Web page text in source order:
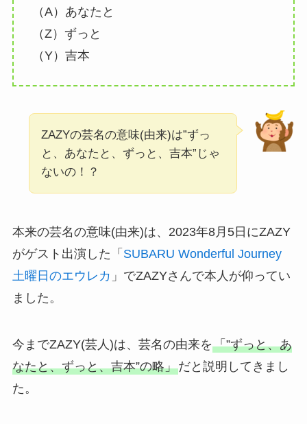
（A）あなたと
（Z）ずっと
（Y）吉本
ZAZYの芸名の意味(由来)は”ずっ
と、あなたと、ずっと、吉本”じゃ
ないの！？
本来の芸名の意味(由来)は、2023年8月5日にZAZY
がゲスト出演した「 SUBARU Wonderful Journey
土曜日のエウレカ 」でZAZYさんで本人が仰ってい
ました。
今までZAZY(芸人)は、芸名の由来を「”ずっと、あ
なたと、ずっと、吉本”の略」だと説明してきまし
た。